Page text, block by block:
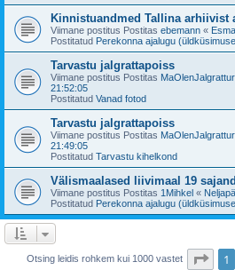
Kinnistuandmed Tallina arhiivist
Viimane postitus Postitas ebemann «
Postitatud Perekonna ajalugu
Tarvastu jalgrattapoiss
Viimane postitus Postitas MaOlenJalgrattur
21:52:05
Postitatud Vanad fotod
Tarvastu jalgrattapoiss
Viimane postitus Postitas MaOlenJalgrattur
21:49:05
Postitatud Tarvastu kihelkond
Välismaalased liivimaal 19 sajand
Viimane postitus Postitas 1Mihkel «
Postitatud Perekonna ajalugu
Otsing leidis rohkem kui 1000 vastet 1 .1